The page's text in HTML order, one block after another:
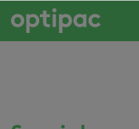
springen